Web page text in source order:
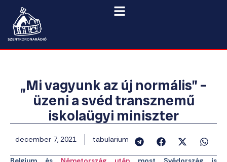
„Mi vagyunk az új normális” –
üzeni a svéd transznemű
iskolaügyi miniszter
december 7, 2021 tabularium